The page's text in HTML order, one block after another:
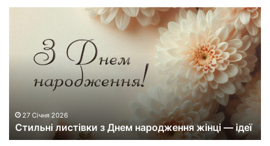
т
27 Січня 2026
Стильні листівки з Днем народження жінці — ідеї